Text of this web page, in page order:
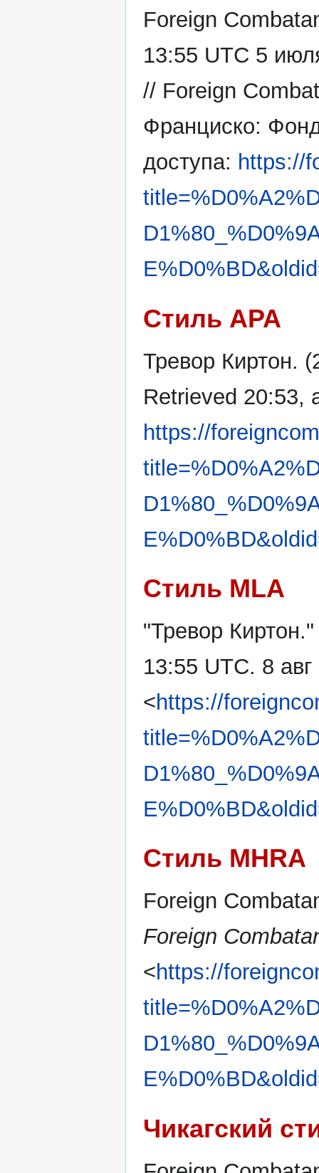
Foreign
13:55 UTC 5
// Foreign
Франциско:
доступа: https://
Стиль APA
Тревор Киртон.
Retrieved 20:53,
https://
Стиль MLA
"Тревор
13:55 UTC. 8
<https://
Стиль MHRA
Foreign
Foreign
<https://
Чикагский